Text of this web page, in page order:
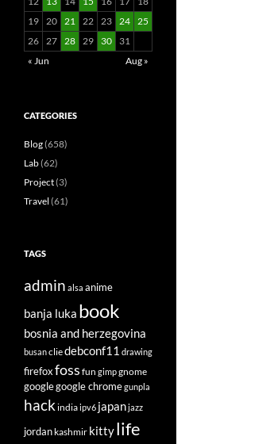
19 20 21 22 23 24 25
26 27 28 29 30
31
« Jun
Aug »
CATEGORIES
Blog(658)
Lab(62)
Project(3)
Travel (61)
TAGS
admin alsa anime
banja luka book
bosnia and herzegovina
busancliedebconf11 drawing
firefoxfoss fun gimpgnome
googlegoogle chromegunpla
hackindiaipv6 japanjazz
jordankashmir kittylife